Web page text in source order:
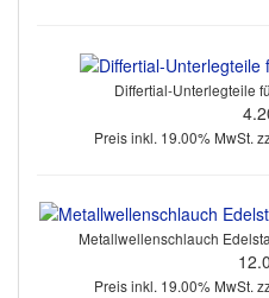
Differtial-Unterlegteile
Preis inkl. 19.00% MwSt.
Metallwellenschlauch
Preis inkl. 19.00% MwSt.